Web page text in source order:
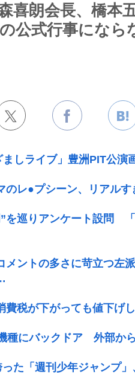
喜朗会長、橋
の公式行事にな
ましライブ」豊洲PIT
のレ●プシーン、リアル
を巡りアンケート設問
メントの多さに苛立つ左
税が下がっても値下げし
種にバックドア 外部か
た「週刊少年ジャンプ